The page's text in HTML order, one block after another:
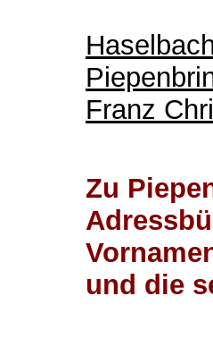
Franz
Zu
und die